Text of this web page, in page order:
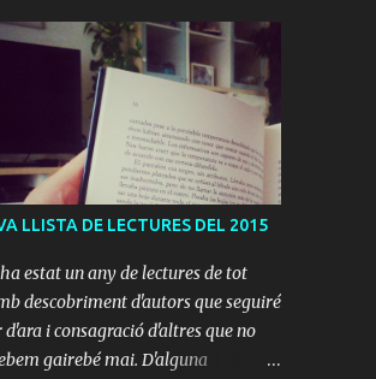
i deté periodistes, entre
d'altres barbaritats? Si és així, ja
molt bé aquella amenaça de "si
s'independitza quedarà fora
Doncs què voleu que us digui? Per
aquesta Europa prefereixo que ens
LLISTA DE LECTURES DEL 2015
estat un any de lectures de tot
descobriment d'autors que seguiré
i consagració d'altres que no
gairebé mai. D'alguna